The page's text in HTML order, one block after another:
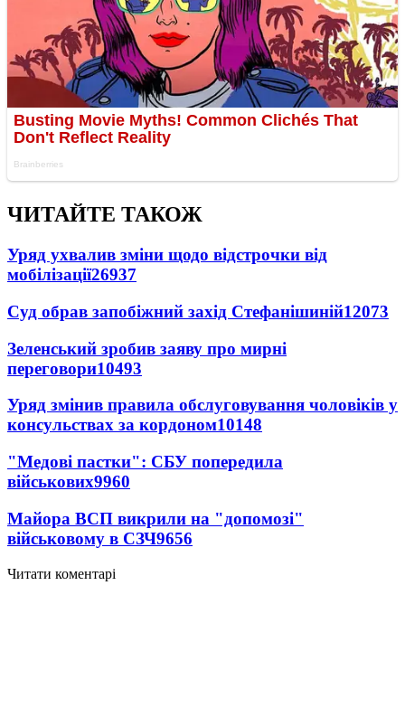
ЧИТАЙТЕ ТАКОЖ
Уряд ухвалив зміни щодо відстрочки від
мобілізації26937
Суд обрав запобіжний захід Стефанішиній12073
Зеленський зробив заяву про мирні
переговори10493
Уряд змінив правила обслуговування чоловіків у
консульствах за кордоном10148
"Медові пастки": СБУ попередила
військових9960
Майора ВСП викрили на "допомозі"
військовому в СЗЧ9656
Читати коментарі